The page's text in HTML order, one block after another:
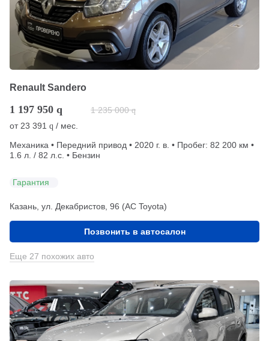
Renault Sandero
1 197 950 q 1 235 000 q
от 23 391 q / мес.
Механика • Передний привод • 2020 г. в. • Пробег: 82 200 км •
1.6 л. / 82 л.с. • Бензин
Гарантия
Казань, ул. Декабристов, 96 (АС Toyota)
Позвонить в автосалон
Еще 27 похожих авто